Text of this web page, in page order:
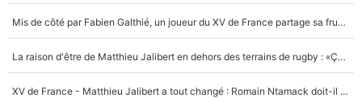
Mis de côté par Fabien Galthié, un joueur du XV de France partage sa frustration : «ils ne me l’ont pas dit tout de suite»
La raison d'être de Matthieu Jalibert en dehors des terrains de rugby : «Ça m'atteint autant que si tu touches à un membre de ma famille»
XV de France - Matthieu Jalibert a tout changé : Romain Ntamack doit-il s’inquiéter pour sa place à un an de la Coupe du monde ?